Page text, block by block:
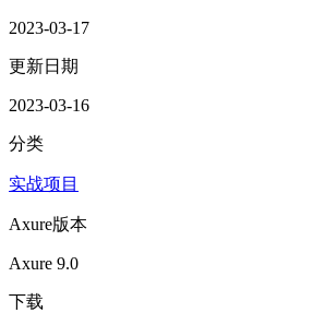
2023-03-17
更新日期
2023-03-16
分类
实战项目
Axure版本
Axure 9.0
下载